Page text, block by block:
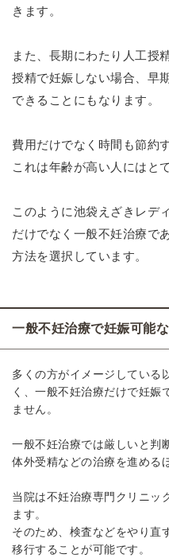
きます。
また、長期にわたり人工授
授精で妊娠しない場合、早
できることにもなります。
費用だけでなく時間も節約
これは年齢が高い人にはと
このように池袋えざきレデ
だけでなく一般不妊治療で
方法を選択しています。
一般不妊治療で妊娠可能
多くの方がイメージしている
く、一般不妊治療だけで妊娠
ません。
一般不妊治療では厳しいと判
体外受精などの治療を進める
当院は不妊治療専門クリニッ
ます。
そのため、検査などをやり直
移行することが可能です。